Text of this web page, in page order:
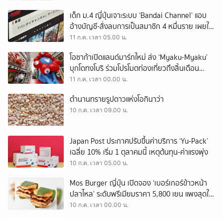
เด็ก ม.4 ญี่ปุ่นเจาะระบบ ‘Bandai Channel’ แอบ
อ้างบัญชี-สั่งลบการเป็นสมาชิก 4 หมื่นราย เผยใช้
ChatGPT ร่วมก่อเหตุ
11 ก.ค. เวลา 05.00 น.
โอซาก้าเปิดแลนด์มาร์กใหม่ ส่ง ‘Myaku-Myaku’
บุกโดทงโบริ ร่วมโปรโมตท่องเที่ยวถึงสิ้นเดือน
สิงหาคม
11 ก.ค. เวลา 00.00 น.
ตำนานทรายรูปดาวแห่งโอกินาว่า
10 ก.ค. เวลา 09.00 น.
Japan Post ประกาศปรับขึ้นค่าบริการ ‘Yu-Pack’
เฉลี่ย 10% เริ่ม 1 ตุลาคมนี้ เหตุต้นทุน-ค่าแรงพุ่ง
10 ก.ค. เวลา 05.00 น.
Mos Burger ญี่ปุ่น เปิดจอง ‘เบอร์เกอร์ข้าวหน้า
ปลาไหล’ ระดับพรีเมียมราคา 5,800 เยน แพงสุดใน
ประวัติศาสตร์ร้าน
10 ก.ค. เวลา 00.00 น.